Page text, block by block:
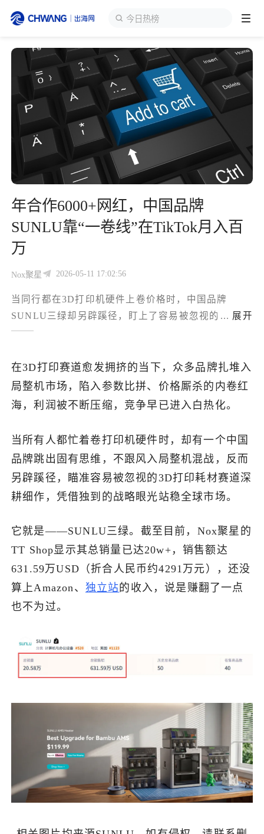
今日热榜
跨境展会
出海服务
出海资讯
跨境报告
出海导航
出海交流群
登录/注册 个人中心
年合作6000+网红，中国品牌
SUNLU靠“一卷线”在TikTok月入百
万
Nox聚星 2026-05-11 17:02:56
当同行都在3D打印机硬件上卷价格时，中国品牌
SUNLU三绿却另辟蹊径，盯上了容易被忽视的打印耗
材赛道，在TikTok上闷声发大财。
... 展开
在3D打印赛道愈发拥挤的当下，众多品牌扎堆入
局整机市场，陷入参数比拼、价格厮杀的内卷红
海，利润被不断压缩，竞争早已进入白热化。
当所有人都忙着卷打印机硬件时，却有一个中国
品牌跳出固有思维，不跟风入局整机混战，反而
另辟蹊径，瞄准容易被忽视的3D打印耗材赛道深
耕细作，凭借独到的战略眼光站稳全球市场。
它就是——SUNLU三绿。截至目前，Nox聚星的
TT Shop显示其总销量已达20w+，销售额达
631.59万USD（折合人民币约4291万元），还没
算上Amazon、 独立站的收入，说是赚翻了一点
也不为过。